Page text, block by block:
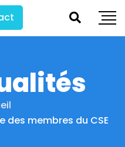
des membres du CSE